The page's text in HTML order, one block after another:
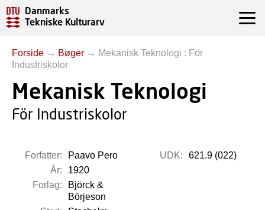
Danmarks
Tekniske Kulturarv
Forside → Bøger → Mekanisk Teknologi : För
Industriskolor
Mekanisk Teknologi
För Industriskolor
Forfatter:
Paavo Pero
År:
1920
Forlag:
Björck &
Börjeson
UDK: 621.9 (022)